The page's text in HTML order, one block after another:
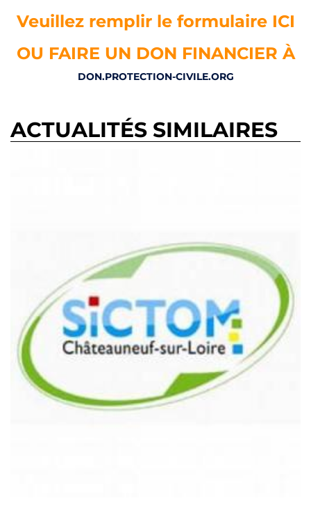
Veuillez remplir le formulaire ICI
OU FAIRE UN DON FINANCIER À
DON.PROTECTION-CIVILE.ORG
ACTUALITÉS SIMILAIRES